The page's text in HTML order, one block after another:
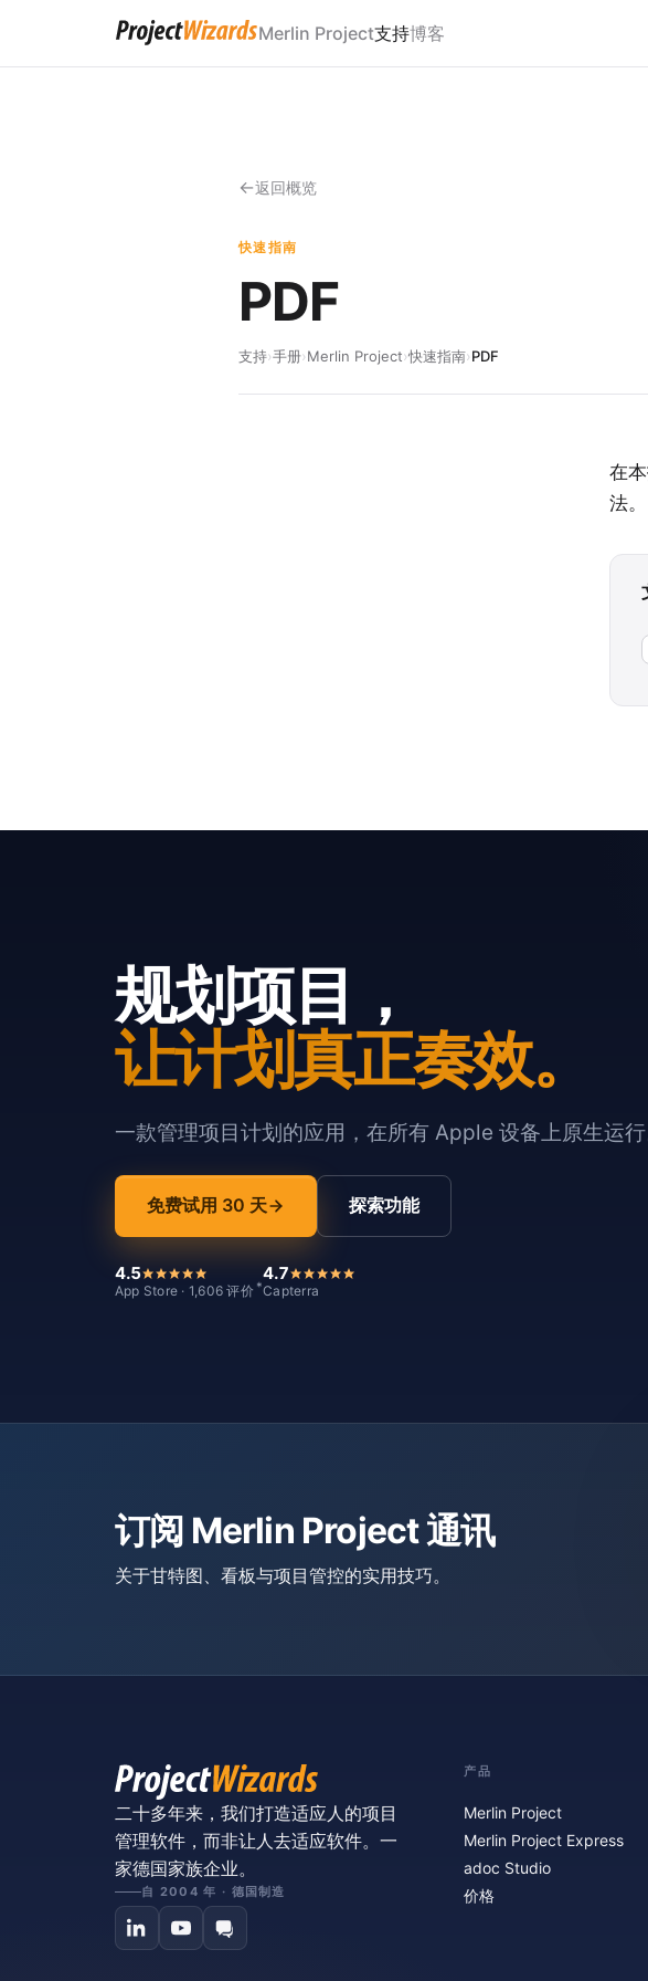
Merlin Project支持博客
返回概览
快速指南
PDF
支持›手册›Merlin Project›快速指南›PDF
在
法。
规划项目，
让计划真正奏效。
一款管理项目计划的应用，在所有 Apple 设备上原生运行
免费试用 30 天 探索功能
4.5
App Store · 1,606 评价 *
4.7
Capterra
订阅 Merlin Project 通讯
关于甘特图、看板与项目管控的实用技巧。
二十多年来，我们打造适应人的项目
管理软件，而非让人去适应软件。一
家德国家族企业。
自 2004 年 · 德国制造
产品
Merlin Project
Merlin Project Express
adoc Studio
价格